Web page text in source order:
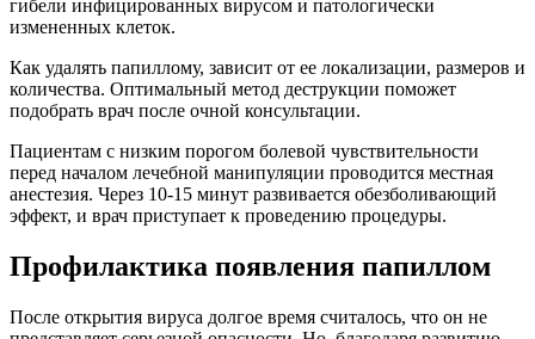
гибели инфицированных вирусом и патологически
измененных клеток.
Как удалять папиллому, зависит от ее локализации, размеров и
количества. Оптимальный метод деструкции поможет
подобрать врач после очной консультации.
Пациентам с низким порогом болевой чувствительности
перед началом лечебной манипуляции проводится местная
анестезия. Через 10-15 минут развивается обезболивающий
эффект, и врач приступает к проведению процедуры.
Профилактика появления папиллом
После открытия вируса долгое время считалось, что он не